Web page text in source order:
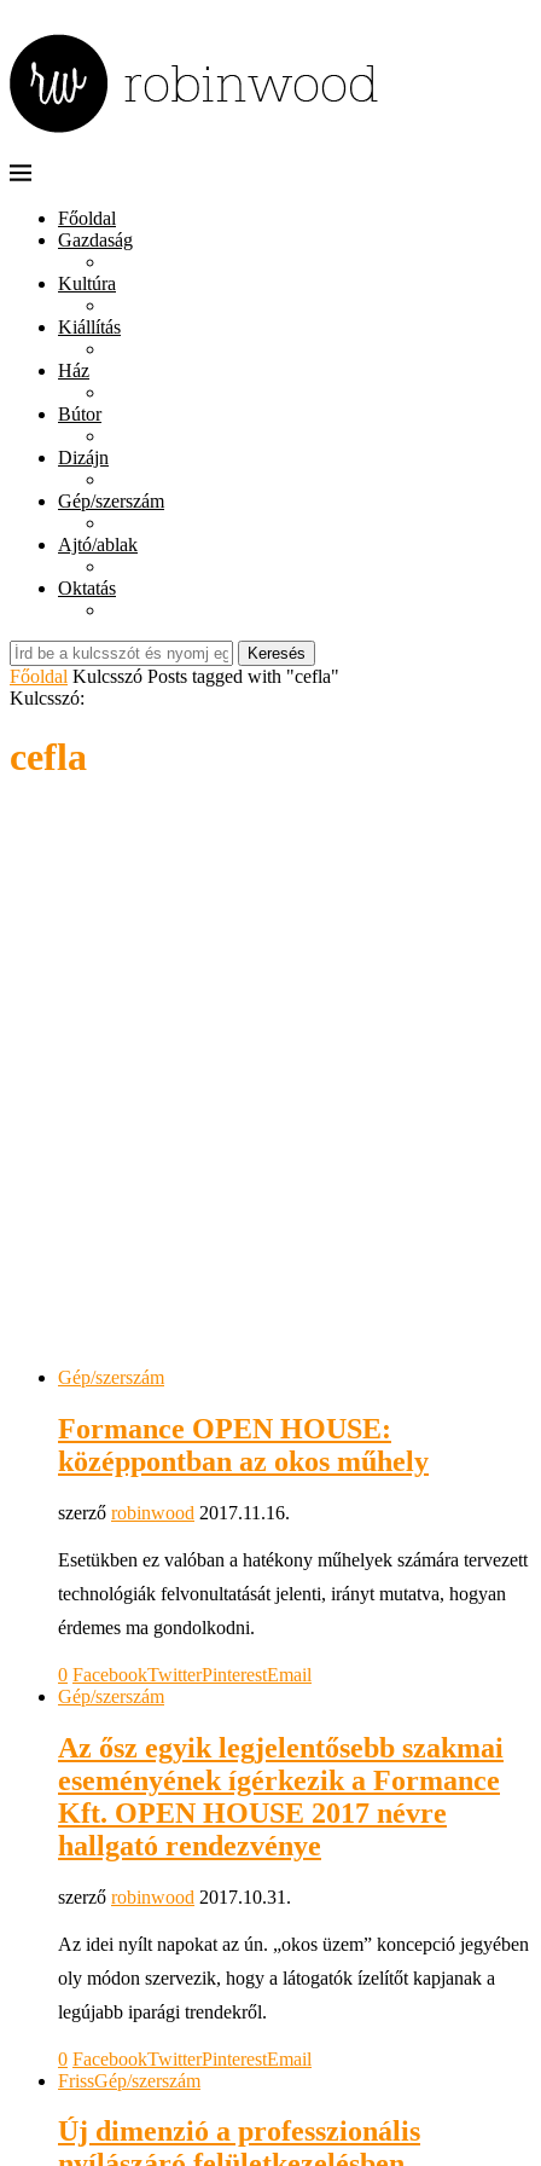
Főoldal
Gazdaság
Kultúra
Kiállítás
Ház
Bútor
Dizájn
Gép/szerszám
Ajtó/ablak
Oktatás
Keresés
Főoldal Kulcsszó Posts tagged with "cefla"
Kulcsszó:
cefla
Gép/szerszám
Formance OPEN HOUSE:
középpontban az okos műhely
szerző robinwood 2017.11.16.
Esetükben ez valóban a hatékony műhelyek számára tervezett
technológiák felvonultatását jelenti, irányt mutatva, hogyan
érdemes ma gondolkodni.
0 FacebookTwitterPinterestEmail
Gép/szerszám
Az ősz egyik legjelentősebb szakmai
eseményének ígérkezik a Formance
Kft. OPEN HOUSE 2017 névre
hallgató rendezvénye
szerző robinwood 2017.10.31.
Az idei nyílt napokat az ún. „okos üzem” koncepció jegyében
oly módon szervezik, hogy a látogatók ízelítőt kapjanak a
legújabb iparági trendekről.
0 FacebookTwitterPinterestEmail
FrissGép/szerszám
Új dimenzió a professzionális